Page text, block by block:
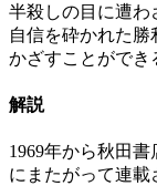
半殺しの目に遭
自信を砕かれた
かざすことができ
解説
1969年から秋田
にまたがって連載